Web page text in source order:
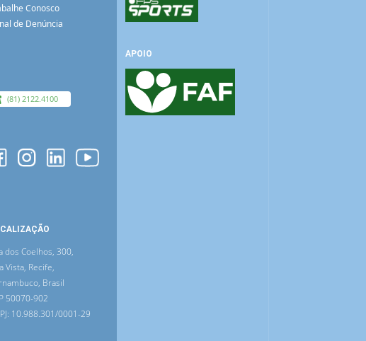
Conosco
de Denúncia
(81) 2122.4100
dos Coelhos, 300,
Vista, Recife,
Brasil
50070-902
10.988.301/0001-29
APOIO